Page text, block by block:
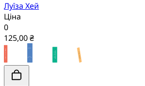
Луїза Хей
Ціна
0
125,00 ₴